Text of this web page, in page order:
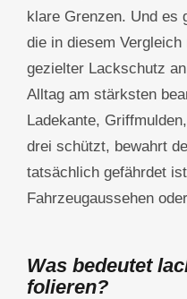
klare Grenzen. Und es
die in diesem
gezielter Lackschutz
Alltag am stärksten
Ladekante,
drei schützt, bewahrt
tatsächlich gefährdet
Fahrzeugaussehen
Was bedeutet
folieren?